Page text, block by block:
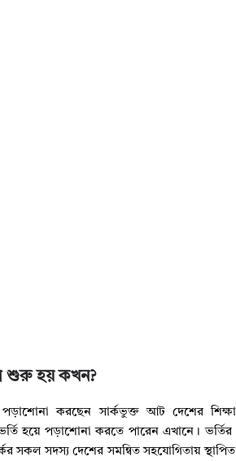
শুরু হয় কখন?
করছেন সার্কভুক্ত আট দেশের
হয়ে পড়াশোনা করতে পারেন এখানে।
সকল সদস্য দেশের সমন্বিত সহযোগিতায়